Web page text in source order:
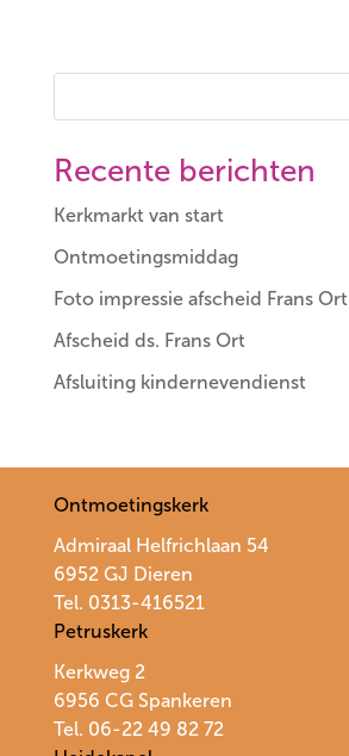
Recente berichten
Kerkmarkt van start
Ontmoetingsmiddag
Foto impressie afscheid Frans Ort
Afscheid ds. Frans Ort
Afsluiting kindernevendienst
Ontmoetingskerk
Admiraal Helfrichlaan 54
6952 GJ Dieren
Tel. 0313-416521
Petruskerk
Kerkweg 2
6956 CG Spankeren
Tel. 06-22 49 82 72